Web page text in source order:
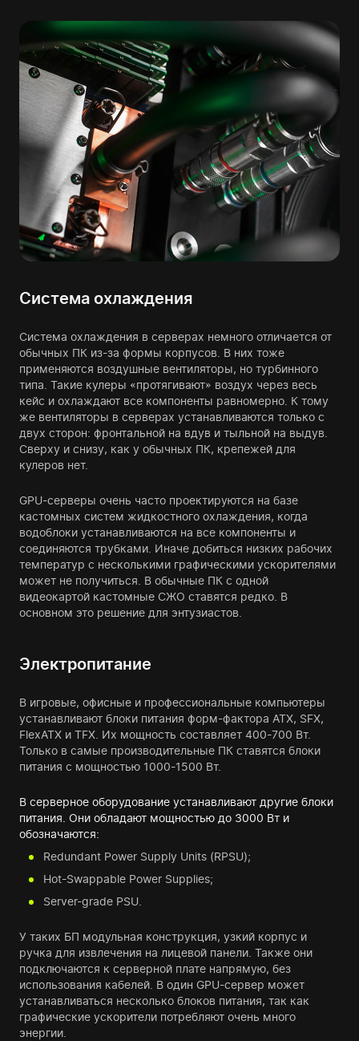
Система охлаждения
Система охлаждения в серверах немного отличается от
обычных ПК из-за формы корпусов. В них тоже
применяются воздушные вентиляторы, но турбинного
типа. Такие кулеры «протягивают» воздух через весь
кейс и охлаждают все компоненты равномерно. К тому
же вентиляторы в серверах устанавливаются только с
двух сторон: фронтальной на вдув и тыльной на выдув.
Сверху и снизу, как у обычных ПК, крепежей для
кулеров нет.
GPU-серверы очень часто проектируются на базе
кастомных систем жидкостного охлаждения, когда
водоблоки устанавливаются на все компоненты и
соединяются трубками. Иначе добиться низких рабочих
температур с несколькими графическими ускорителями
может не получиться. В обычные ПК с одной
видеокартой кастомные СЖО ставятся редко. В
основном это решение для энтузиастов.
Электропитание
В игровые, офисные и профессиональные компьютеры
устанавливают блоки питания форм-фактора ATX, SFX,
FlexATX и TFX. Их мощность составляет 400-700 Вт.
Только в самые производительные ПК ставятся блоки
питания с мощностью 1000-1500 Вт.
В серверное оборудование устанавливают другие блоки
питания. Они обладают мощностью до 3000 Вт и
обозначаются:
Redundant Power Supply Units (RPSU);
Hot-Swappable Power Supplies;
Server-grade PSU.
У таких БП модульная конструкция, узкий корпус и
ручка для извлечения на лицевой панели. Также они
подключаются к серверной плате напрямую, без
использования кабелей. В один GPU-сервер может
устанавливаться несколько блоков питания, так как
графические ускорители потребляют очень много
энергии.